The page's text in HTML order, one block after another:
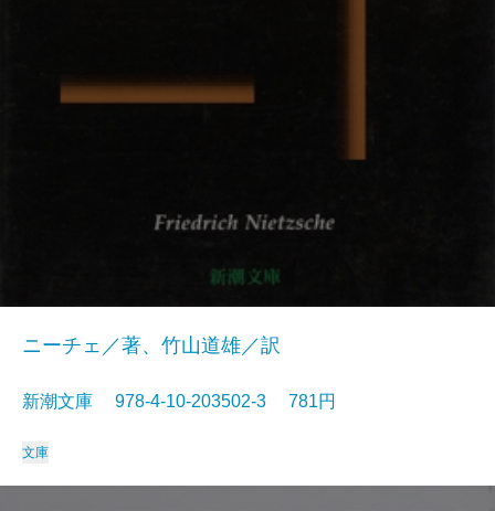
ニーチェ／著、竹山道雄／訳
新潮文庫 978-4-10-203502-3 781円
文庫